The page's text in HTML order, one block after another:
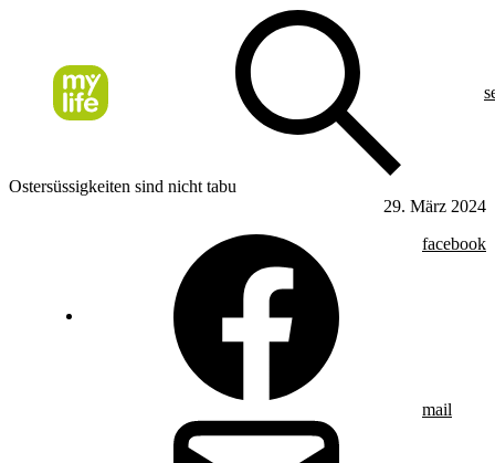
Ostersüssigkeiten sind nicht tabu
29. März 2024
facebook
mail